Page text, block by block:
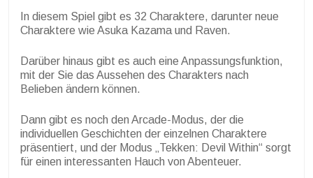
In diesem Spiel gibt es 32 Charaktere, darunter neue
Charaktere wie Asuka Kazama und Raven.
Darüber hinaus gibt es auch eine Anpassungsfunktion,
mit der Sie das Aussehen des Charakters nach
Belieben ändern können.
Dann gibt es noch den Arcade-Modus, der die
individuellen Geschichten der einzelnen Charaktere
präsentiert, und der Modus „Tekken: Devil Within“ sorgt
für einen interessanten Hauch von Abenteuer.